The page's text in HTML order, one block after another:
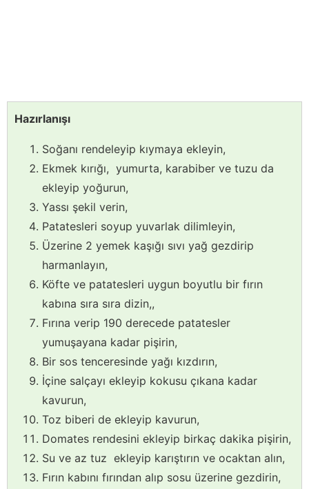
Hazırlanışı
Soğanı rendeleyip kıymaya ekleyin,
Ekmek kırığı, yumurta, karabiber ve tuzu da
ekleyip yoğurun,
Yassı şekil verin,
Patatesleri soyup yuvarlak dilimleyin,
Üzerine 2 yemek kaşığı sıvı yağ gezdirip
harmanlayın,
Köfte ve patatesleri uygun boyutlu bir fırın
kabına sıra sıra dizin,,
Fırına verip 190 derecede patatesler
yumuşayana kadar pişirin,
Bir sos tenceresinde yağı kızdırın,
İçine salçayı ekleyip kokusu çıkana kadar
kavurun,
Toz biberi de ekleyip kavurun,
Domates rendesini ekleyip birkaç dakika pişirin,
Su ve az tuz ekleyip karıştırın ve ocaktan alın,
Fırın kabını fırından alıp sosu üzerine gezdirin,